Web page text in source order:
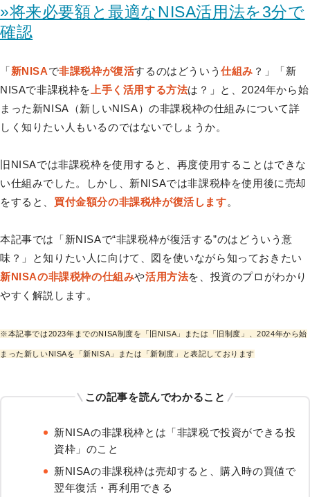
»将来必要額と最適なNISA活用法を3分で
確認
「新NISAで非課税枠が復活するのはどういう仕組み ？」「新
NISAで非課税枠を 上手く活用する方法は？」と、2024年から始
まった新NISA（新しいNISA）の非課税枠の仕組みについて詳
しく知りたい人もいるのではないでしょうか。
旧NISAでは非課税枠を使用すると、再度使用することはできな
い仕組みでした。しかし、新NISAでは非課税枠を使用後に売却
をすると、 買付金額分の非課税枠が復活します。
本記事では「新NISAで“非課税枠が復活する”のはどういう意
味？」と知りたい人に向けて、図を使いながら知っておきたい
新NISAの非課税枠の仕組みや活用方法を、投資のプロがわかり
やすく解説します。
※本記事では2023年までのNISA制度を「旧NISA」または「旧制度」、2024年から始
まった新しいNISAを「新NISA」または「新制度」と表記しております
この記事を読んでわかること
新NISAの非課税枠とは「非課税で投資ができる投
資枠」のこと
新NISAの非課税枠は売却すると、購入時の買値で
翌年復活・再利用できる